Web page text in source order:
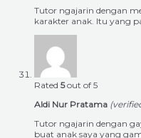
Tutor ngajarin dengan
karakter anak. Itu yang
Rated 5out of 5
Aldi Nur Pratama
Tutor ngajarin dengan
buat anak saya yang